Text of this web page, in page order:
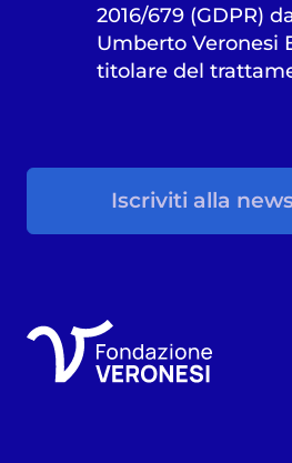
2016/679 (GDPR)
Umberto Veronesi
titolare del
Iscriviti alla